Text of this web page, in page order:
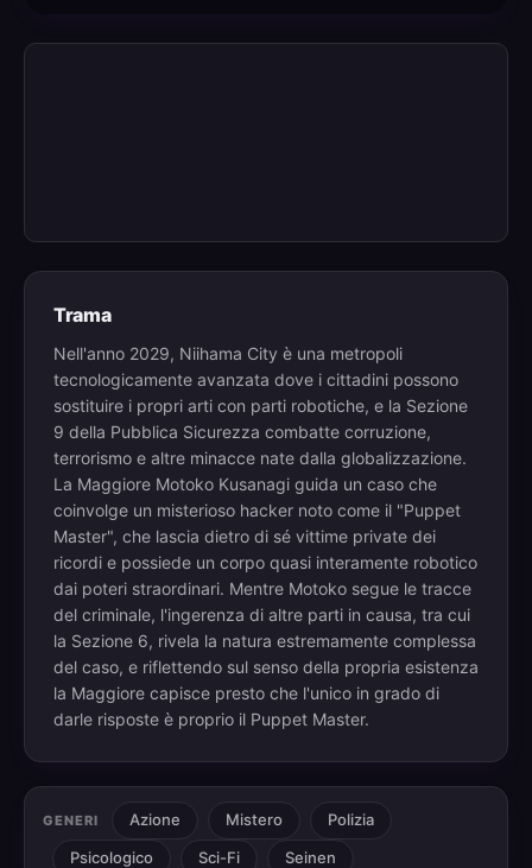
Trama
Nell'anno 2029, Niihama City è una metropoli
tecnologicamente avanzata dove i cittadini possono
sostituire i propri arti con parti robotiche, e la Sezione
9 della Pubblica Sicurezza combatte corruzione,
terrorismo e altre minacce nate dalla globalizzazione.
La Maggiore Motoko Kusanagi guida un caso che
coinvolge un misterioso hacker noto come il "Puppet
Master", che lascia dietro di sé vittime private dei
ricordi e possiede un corpo quasi interamente robotico
dai poteri straordinari. Mentre Motoko segue le tracce
del criminale, l'ingerenza di altre parti in causa, tra cui
la Sezione 6, rivela la natura estremamente complessa
del caso, e riflettendo sul senso della propria esistenza
la Maggiore capisce presto che l'unico in grado di
darle risposte è proprio il Puppet Master.
GENERI Azione Mistero
Polizia
Psicologico
Sci-Fi Seinen